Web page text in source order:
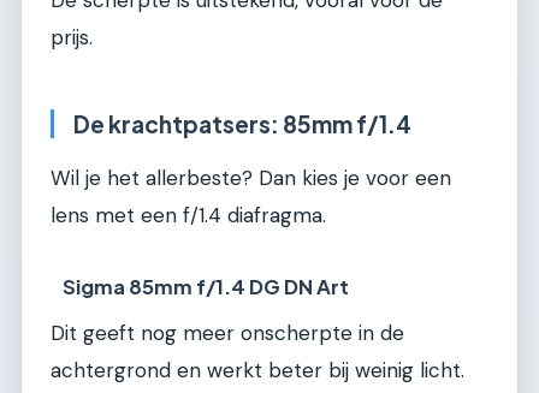
prijs.
De krachtpatsers: 85mm f/1.4
Wil je het allerbeste? Dan kies je voor een
lens met een f/1.4 diafragma.
Sigma 85mm f/1.4 DG DN Art
Dit geeft nog meer onscherpte in de
achtergrond en werkt beter bij weinig licht.